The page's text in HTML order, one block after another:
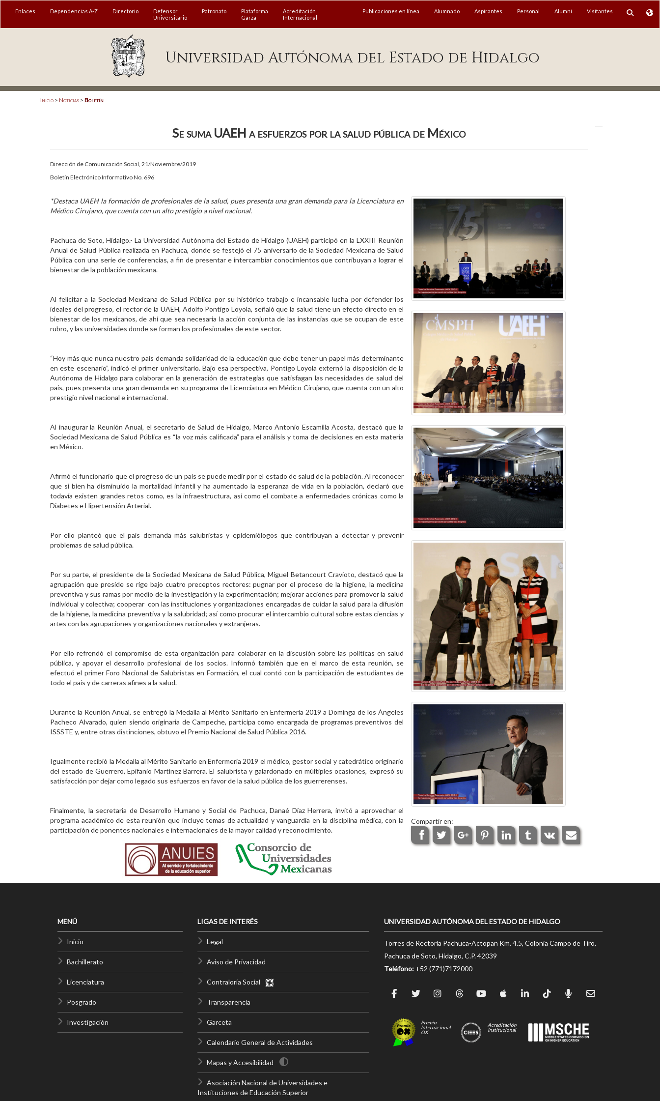
MENÚ
Acreditación Internacional
Enlaces Dependencias A-Z Directorio
Defensor
Universitario
Patronato
Plataforma
Garza
Acreditación
Internacional
Publicaciones en línea Alumnado Aspirantes Personal Alumni Visitantes
Universidad Autónoma del Estado de Hidalgo
Inicio > Noticias > Boletín
Se suma UAEH a esfuerzos por la salud pública de México
Dirección de Comunicación Social, 21/Noviembre/2019
Boletín Electrónico Informativo No. 696
*Destaca UAEH la formación de profesionales de la salud, pues presenta una gran demanda para la Licenciatura en
Médico Cirujano, que cuenta con un alto prestigio a nivel nacional.
Pachuca de Soto, Hidalgo.- La Universidad Autónoma del Estado de Hidalgo (UAEH) participó en la LXXIII Reunión
Anual de Salud Pública realizada en Pachuca, donde se festejó el 75 aniversario de la Sociedad Mexicana de Salud
Pública con una serie de conferencias, a fin de presentar e intercambiar conocimientos que contribuyan a lograr el
bienestar de la población mexicana.
Al felicitar a la Sociedad Mexicana de Salud Pública por su histórico trabajo e incansable lucha por defender los
ideales del progreso, el rector de la UAEH, Adolfo Pontigo Loyola, señaló que la salud tiene un efecto directo en el
bienestar de los mexicanos, de ahí que sea necesaria la acción conjunta de las instancias que se ocupan de este
rubro, y las universidades donde se forman los profesionales de este sector.
“Hoy más que nunca nuestro país demanda solidaridad de la educación que debe tener un papel más determinante
en este escenario”, indicó el primer universitario. Bajo esa perspectiva, Pontigo Loyola externó la disposición de la
Autónoma de Hidalgo para colaborar en la generación de estrategias que satisfagan las necesidades de salud del
país, pues presenta una gran demanda en su programa de Licenciatura en Médico Cirujano, que cuenta con un alto
prestigio nivel nacional e internacional.
Al inaugurar la Reunión Anual, el secretario de Salud de Hidalgo, Marco Antonio Escamilla Acosta, destacó que la
Sociedad Mexicana de Salud Pública es “la voz más calificada” para el análisis y toma de decisiones en esta materia
en México.
Afirmó el funcionario que el progreso de un país se puede medir por el estado de salud de la población. Al reconocer
que si bien ha disminuido la mortalidad infantil y ha aumentado la esperanza de vida en la población, declaró que
todavía existen grandes retos como, es la infraestructura, así como el combate a enfermedades crónicas como la
Diabetes e Hipertensión Arterial.
Por ello planteó que el país demanda más salubristas y epidemiólogos que contribuyan a detectar y prevenir
problemas de salud pública.
Por su parte, el presidente de la Sociedad Mexicana de Salud Pública, Miguel Betancourt Cravioto, destacó que la
agrupación que preside se rige bajo cuatro preceptos rectores: pugnar por el proceso de la higiene, la medicina
preventiva y sus ramas por medio de la investigación y la experimentación; mejorar acciones para promover la salud
individual y colectiva; cooperar con las instituciones y organizaciones encargadas de cuidar la salud para la difusión
de la higiene, la medicina preventiva y la salubridad; así como procurar el intercambio cultural sobre estas ciencias y
artes con las agrupaciones y organizaciones nacionales y extranjeras.
Por ello refrendó el compromiso de esta organización para colaborar en la discusión sobre las políticas en salud
pública, y apoyar el desarrollo profesional de los socios. Informó también que en el marco de esta reunión, se
efectuó el primer Foro Nacional de Salubristas en Formación, el cual contó con la participación de estudiantes de
todo el país y de carreras afines a la salud.
Durante la Reunión Anual, se entregó la Medalla al Mérito Sanitario en Enfermería 2019 a Dominga de los Ángeles
Pacheco Alvarado, quien siendo originaria de Campeche, participa como encargada de programas preventivos del
ISSSTE y, entre otras distinciones, obtuvo el Premio Nacional de Salud Pública 2016.
Igualmente recibió la Medalla al Mérito Sanitario en Enfermería 2019 el médico, gestor social y catedrático originario
del estado de Guerrero, Epifanio Martínez Barrera. El salubrista y galardonado en múltiples ocasiones, expresó su
satisfacción por dejar como legado sus esfuerzos en favor de la salud pública de los guerrerenses.
Finalmente, la secretaria de Desarrollo Humano y Social de Pachuca, Danaé Díaz Herrera, invitó a aprovechar el
programa académico de esta reunión que incluye temas de actualidad y vanguardia en la disciplina médica, con la
participación de ponentes nacionales e internacionales de la mayor calidad y reconocimiento.
Compartir en:
MENÚ
Inicio
Bachillerato
Licenciatura
Posgrado
Investigación
LIGAS DE INTERÉS
Legal
Aviso de Privacidad
Contraloría Social
Transparencia
Garceta
Calendario General de Actividades
Mapas y Accesibilidad
Asociación Nacional de Universidades e
Instituciones de Educación Superior
UNIVERSIDAD AUTÓNOMA DEL ESTADO DE HIDALGO
Torres de Rectoría Pachuca-Actopan Km. 4.5, Colonia Campo de Tiro,
Pachuca de Soto, Hidalgo, C.P. 42039
Teléfono: +52 (771)7172000
Premio
Internacional
OX
Acreditación
Institucional